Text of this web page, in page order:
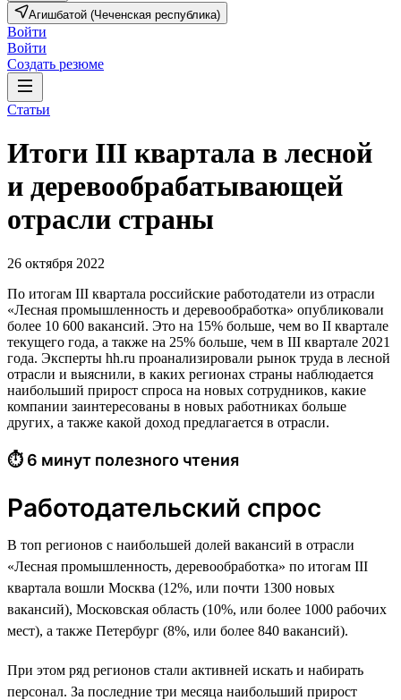
Агишбатой (Чеченская республика)
Войти
Войти
Создать резюме
Статьи
Итоги III квартала в лесной
и деревообрабатывающей
отрасли страны
26 октября 2022
По итогам III квартала российские работодатели из отрасли
«Лесная промышленность и деревообработка» опубликовали
более 10 600 вакансий. Это на 15% больше, чем во II квартале
текущего года, а также на 25% больше, чем в III квартале 2021
года. Эксперты hh.ru проанализировали рынок труда в лесной
отрасли и выяснили, в каких регионах страны наблюдается
наибольший прирост спроса на новых сотрудников, какие
компании заинтересованы в новых работниках больше
других, а также какой доход предлагается в отрасли.
⏱ 6 минут полезного чтения
Работодательский спрос
В топ регионов с наибольшей долей вакансий в отрасли
«Лесная промышленность, деревообработка» по итогам III
квартала вошли Москва (12%, или почти 1300 новых
вакансий), Московская область (10%, или более 1000 рабочих
мест), а также Петербург (8%, или более 840 вакансий).
При этом ряд регионов стали активней искать и набирать
персонал. За последние три месяца наибольший прирост